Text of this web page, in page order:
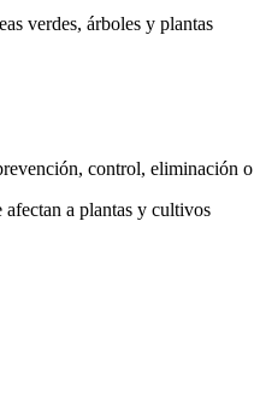
verdes, árboles y plantas
control, eliminación
afectan a plantas y cultivos